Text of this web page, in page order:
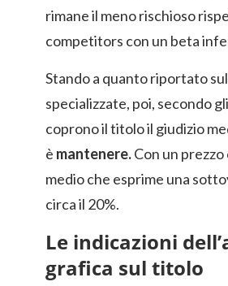
rimane il meno rischioso
competitors con un beta
Stando a quanto riportato
specializzate, poi, secondo
coprono il titolo il giudizio
è mantenere.Con un
medio che esprime una
circa il 20%.
Le indicazioni
grafica sul titolo